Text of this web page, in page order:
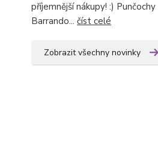
příjemnější nákupy! :) Punčochy
Barrando... číst celé
Zobrazit všechny novinky